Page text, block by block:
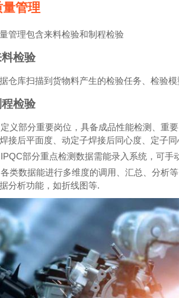
量管理
管理包含来料检验和制程检验
检验
仓库扫描到货物料产生的检验任务、检验
检验
义部分重要岗位，具备成品性能检测、重
接后平面度、动定子焊接后同心度、定子
部分重点检测数据需能录入系统，可
类数据能进行多维度的调用、汇总、分析
分析功能，如折线图等.